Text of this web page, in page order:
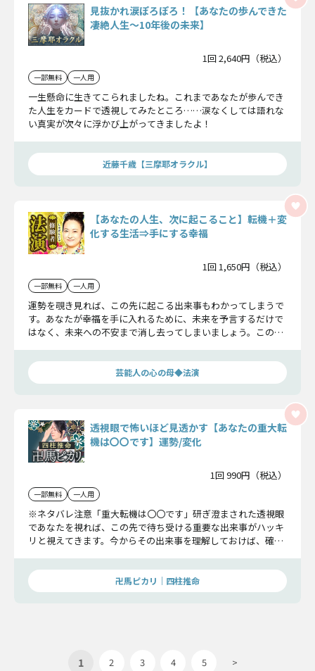
見抜かれ涙ぽろぽろ！【あなたの歩んできた
凄絶人生〜10年後の未来】
1回 2,640円（税込）
一部無料 一人用
一生懸命に生きてこられましたね。これまであなたが歩んでき
た人生をカードで透視してみたところ……涙なくしては語れな
い真実が次々に浮かび上がってきましたよ！
近藤千歳【三摩耶オラクル】
【あなたの人生、次に起こること】転機＋変
化する生活⇒手にする幸福
1回 1,650円（税込）
一部無料 一人用
運勢を覗き見れば、この先に起こる出来事もわかってしまうで
す。あなたが幸福を手に入れるために、未来を予言するだけで
はなく、未来への不安まで消し去ってしまいましょう。この鑑
す。
芸能人の心の母◆法演
透視眼で怖いほど見透かす【あなたの重大転
機は〇〇です】運勢/変化
1回 990円（税込）
一部無料 一人用
※ネタバレ注意「重大転機は〇〇です」研ぎ澄まされた透視眼
であなたを視れば、この先で待ち受ける重要な出来事がハッキ
リと視えてきます。今からその出来事を理解しておけば、確実
非ご自身の目でご確認下さい。
卍馬ピカリ｜四柱推命
1 2 3 4 5 >